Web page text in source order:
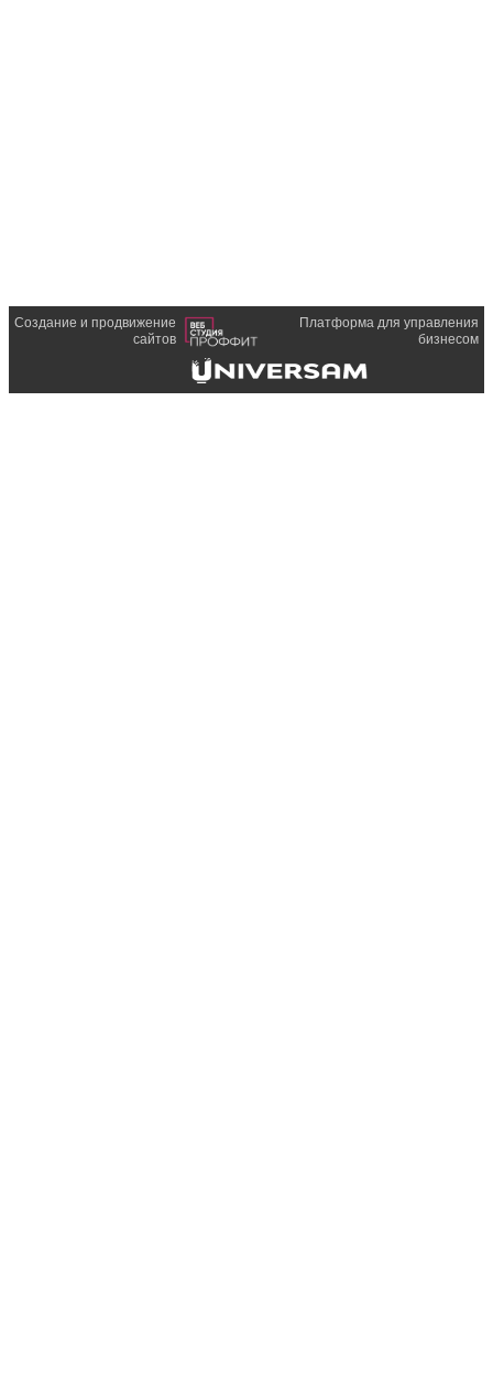
Создание и продвижение
сайтов
Платформа для управления
бизнесом